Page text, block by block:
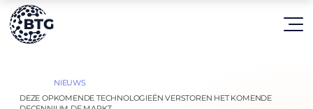
NIEUWS
DEZE OPKOMENDE TECHNOLOGIEËN VERSTOREN HET KOMENDE